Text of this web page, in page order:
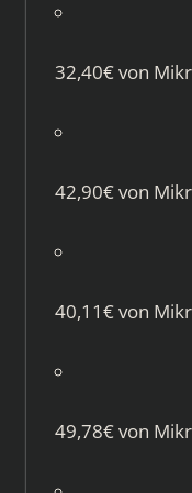
32,40€ von
42,90€ von
40,11€ von
49,78€ von